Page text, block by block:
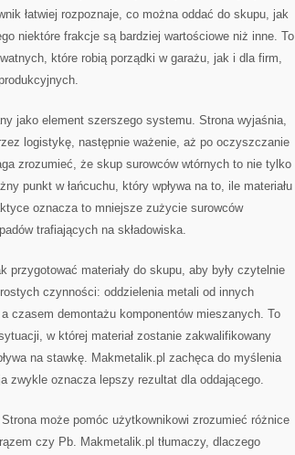
łatwiej rozpoznaje, co można oddać do skupu, jak
niektóre frakcje są bardziej wartościowe niż inne. To
które robią porządki w garażu, jak i dla firm,
jako element szerszego systemu. Strona wyjaśnia,
logistykę, następnie ważenie, aż po oczyszczanie
zrozumieć, że skup surowców wtórnych to nie tylko
punkt w łańcuchu, który wpływa na to, ile materiału
oznacza to mniejsze zużycie surowców
trafiających na składowiska.
przygotować materiały do skupu, aby były czytelnie
czynności: oddzielenia metali od innych
czasem demontażu komponentów mieszanych. To
w której materiał zostanie zakwalifikowany
na stawkę. Makmetalik.pl zachęca do myślenia
zwykle oznacza lepszy rezultat dla oddającego.
może pomóc użytkownikowi zrozumieć różnice
czy Pb. Makmetalik.pl tłumaczy, dlaczego